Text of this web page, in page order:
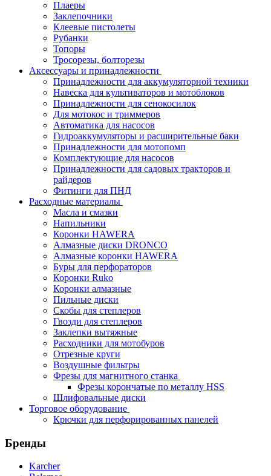
Плаеры
Заклепочники
Клеевые пистолеты
Рубанки
Топоры
Тросорезы, болторезы
Аксессуары и принадлежности
Принадлежности для аккумуляторной техники
Навеска для культиваторов и мотоблоков
Принадлежности для сенокосилок
Для мотокос и триммеров
Автоматика для насосов
Гидроаккумуляторы и расширительные баки
Принадлежности для мотопомп
Комплектующие для насосов
Принадлежности для садовых тракторов и
райдеров
Фитинги для ПНД
Расходные материалы
Масла и смазки
Напильники
Коронки HAWERA
Алмазные диски DRONCO
Алмазные коронки HAWERA
Буры для перфораторов
Коронки Ruko
Коронки алмазные
Пильные диски
Скобы для степлеров
Гвозди для степлеров
Заклепки вытяжные
Расходники для мотобуров
Отрезные круги
Воздушные фильтры
Фрезы для магнитного станка
Фрезы корончатые по металлу HSS
Шлифовальные диски
Торговое оборудование
Крючки для перфорированных панелей
Бренды
Karcher